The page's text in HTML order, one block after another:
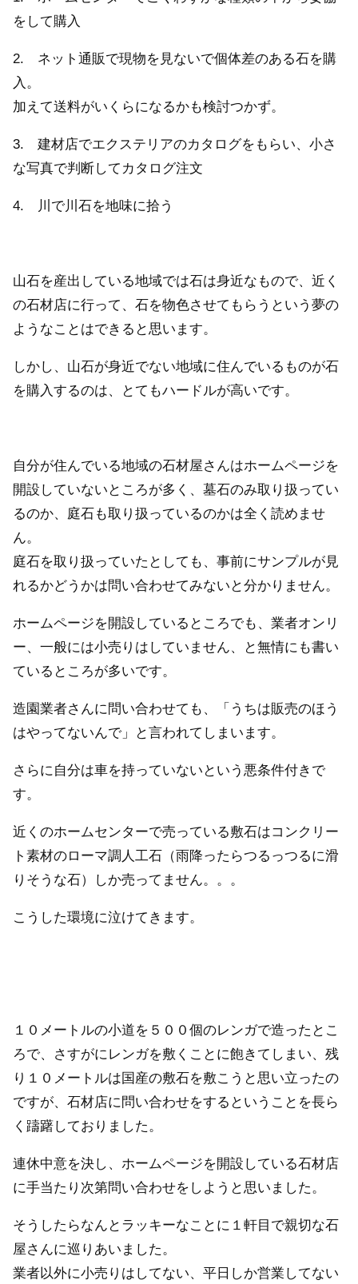
をして購入
2. ネット通販で現物を見ないで個体差のある石を購
入。
加えて送料がいくらになるかも検討つかず。
3. 建材店でエクステリアのカタログをもらい、小さ
な写真で判断してカタログ注文
4. 川で川石を地味に拾う
山石を産出している地域では石は身近なもので、近く
の石材店に行って、石を物色させてもらうという夢の
ようなことはできると思います。
しかし、山石が身近でない地域に住んでいるものが石
を購入するのは、とてもハードルが高いです。
自分が住んでいる地域の石材屋さんはホームページを
開設していないところが多く、墓石のみ取り扱ってい
るのか、庭石も取り扱っているのかは全く読めませ
ん。
庭石を取り扱っていたとしても、事前にサンプルが見
れるかどうかは問い合わせてみないと分かりません。
ホームページを開設しているところでも、業者オンリ
ー、一般には小売りはしていません、と無情にも書い
ているところが多いです。
造園業者さんに問い合わせても、「うちは販売のほう
はやってないんで」と言われてしまいます。
さらに自分は車を持っていないという悪条件付きで
す。
近くのホームセンターで売っている敷石はコンクリー
ト素材のローマ調人工石（雨降ったらつるっつるに滑
りそうな石）しか売ってません。。。
こうした環境に泣けてきます。
１０メートルの小道を５００個のレンガで造ったとこ
ろで、さすがにレンガを敷くことに飽きてしまい、残
り１０メートルは国産の敷石を敷こうと思い立ったの
ですが、石材店に問い合わせをするということを長ら
く躊躇しておりました。
連休中意を決し、ホームページを開設している石材店
に手当たり次第問い合わせをしようと思いました。
そうしたらなんとラッキーなことに１軒目で親切な石
屋さんに巡りあいました。
業者以外に小売りはしてない、平日しか営業してない